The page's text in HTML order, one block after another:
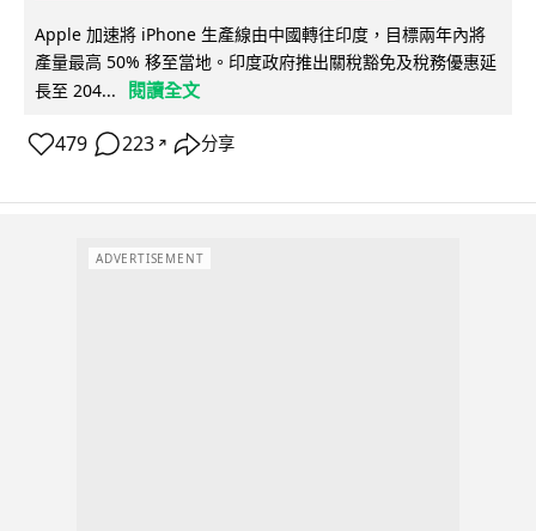
Apple 加速將 iPhone 生產線由中國轉往印度，目標兩年內將
產量最高 50% 移至當地。印度政府推出關稅豁免及稅務優惠延
長至 204...
閱讀全文
479 223 ↗ 分享
ADVERTISEMENT